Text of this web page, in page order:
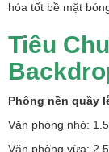
hóa tốt bề mặt
Tiêu
Phông nền quầy
Văn phòng nhỏ:
Văn phòng vừa: